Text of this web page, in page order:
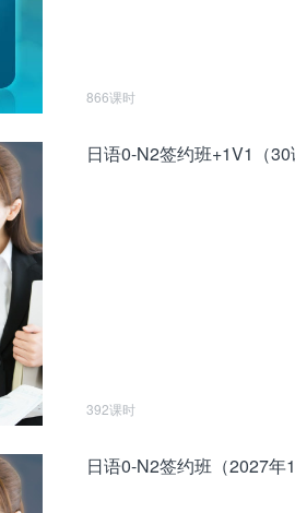
866课时
日语0-N2签约班+1V1（
392课时
日语0-N2签约班（2027年